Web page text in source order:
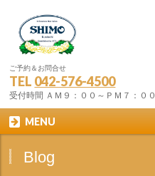
ご予約＆お問合せ
TEL 042-576-4500
受付時間 ＡＭ９：００～ＰＭ７：００
MENU
Blog